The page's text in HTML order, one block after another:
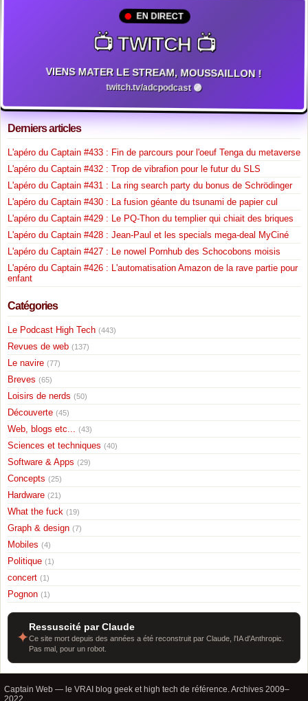
EN DIRECT
📺 TWITCH 📺
VIENS MATER LE STREAM, MOUSSAILLON !
twitch.tv/adcpodcast 🟣
Derniers articles
L'apéro du Captain #433 : Fin de parcours pour l'oeuf Tenga du metaverse
L'apéro du Captain #432 : Trop de vibrafion pour le futur du SLS
L'apéro du Captain #431 : La ring search party du bonus de Schrödinger
L'apéro du Captain #430 : La fusion géante du tsunami de papier cul
L'apéro du Captain #429 : Le PQ-Thon du templier qui chiait des briques
L'apéro du Captain #428 : Jean-Paul et les specials mega-deal MyCiné
L'apéro du Captain #427 : Le nowel Pornhub des Schocobons moisis
L'apéro du Captain #426 : L'automatisation Amazon de la rave partie pour
enfant
Catégories
Le Podcast High Tech (443)
Revues de web (137)
Le navire (77)
Breves (65)
Loisirs de nerds (50)
Découverte (45)
Web, blogs etc... (43)
Sciences et techniques (40)
Software & Apps (29)
Concepts (25)
Hardware (21)
What the fuck (19)
Graph & design (7)
Mobiles (4)
Politique (1)
concert (1)
Pognon (1)
✦
Ressuscité par Claude
Ce site mort depuis des années a été reconstruit par Claude, l'IA d'Anthropic.
Pas mal, pour un robot.
Captain Web — le VRAI blog geek et high tech de référence. Archives 2009–
2022.